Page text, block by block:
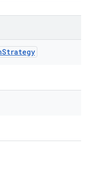
Strategy